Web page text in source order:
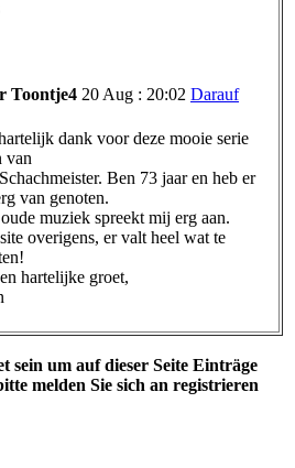
Toontje4 20 Aug : 20:02 Darauf
dank voor deze mooie serie
van
Ben 73 jaar en heb er
van genoten.
muziek spreekt mij erg aan.
overigens, er valt heel wat te
hartelijke groet,
sein um auf dieser Seite Einträge
melden Sie sich an registrieren